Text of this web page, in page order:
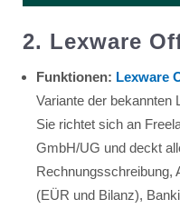
2. Lexware
Funktionen: Lexware
Variante der bekannten
Sie richtet sich an
GmbH/UG und deckt
Rechnungsschreibung,
(EÜR und Bilanz),